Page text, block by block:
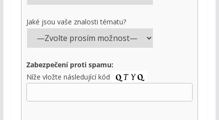
Jaké jsou vaše znalosti tématu?
Zabezpečení proti spamu:
Níže vložte následující kód